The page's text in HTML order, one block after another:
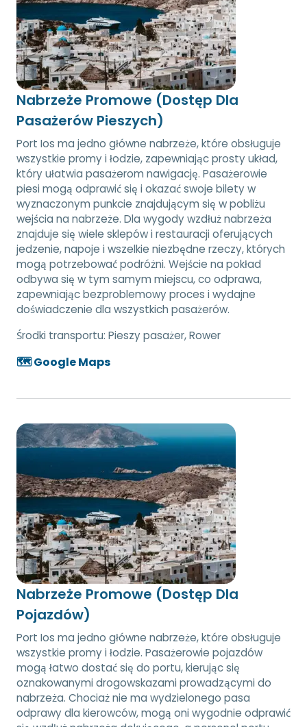
Nabrzeże Promowe (Dostęp Dla
Pasażerów Pieszych)
Port Ios ma jedno główne nabrzeże, które obsługuje
wszystkie promy i łodzie, zapewniając prosty układ,
który ułatwia pasażerom nawigację. Pasażerowie
piesi mogą odprawić się i okazać swoje bilety w
wyznaczonym punkcie znajdującym się w pobliżu
wejścia na nabrzeże. Dla wygody wzdłuż nabrzeża
znajduje się wiele sklepów i restauracji oferujących
jedzenie, napoje i wszelkie niezbędne rzeczy, których
mogą potrzebować podróżni. Wejście na pokład
odbywa się w tym samym miejscu, co odprawa,
zapewniając bezproblemowy proces i wydajne
doświadczenie dla wszystkich pasażerów.
Środki transportu: Pieszy pasażer, Rower
🗺️ Google Maps
Nabrzeże Promowe (Dostęp Dla
Pojazdów)
Port Ios ma jedno główne nabrzeże, które obsługuje
wszystkie promy i łodzie. Pasażerowie pojazdów
mogą łatwo dostać się do portu, kierując się
oznakowanymi drogowskazami prowadzącymi do
nabrzeża. Chociaż nie ma wydzielonego pasa
odprawy dla kierowców, mogą oni wygodnie odprawić